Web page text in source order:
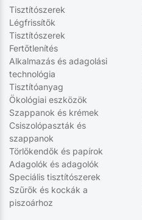
Tisztítószerek
Légfrissítők
Tisztítószerek
Fertőtlenítés
Alkalmazás és adagolási
technológia
Tisztítóanyag
Ökológiai eszközök
Szappanok és krémek
Csiszolópaszták és
szappanok
Törlőkendők és papírok
Adagolók és adagolók
Speciális tisztítószerek
Szűrők és kockák a
piszoárhoz